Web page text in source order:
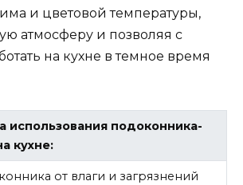
и цветовой температуры,
атмосферу и позволяя с
на кухне в темное время
использования подоконника-
кухне:
от влаги и загрязнений